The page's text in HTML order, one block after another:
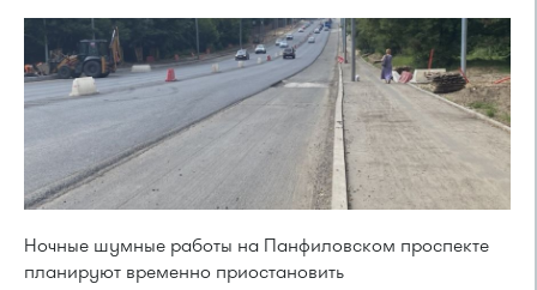
Ночные шумные работы на Панфиловском проспекте
планируют временно приостановить